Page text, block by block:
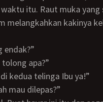
itu. Raut muka
melangkahkan kakinya
endak?”
tolong apa?”
kedua telinga Ibu ya!”
mau dilepas?”